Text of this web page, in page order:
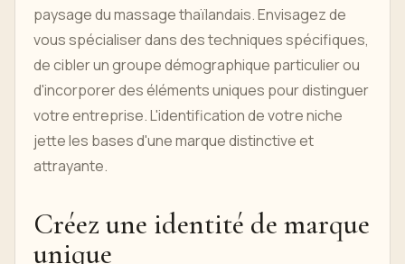
paysage du massage thaïlandais. Envisagez de
vous spécialiser dans des techniques spécifiques,
de cibler un groupe démographique particulier ou
d'incorporer des éléments uniques pour distinguer
votre entreprise. L'identification de votre niche
jette les bases d'une marque distinctive et
attrayante.
Créez une identité de marque
unique